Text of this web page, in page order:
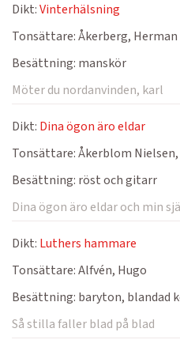
Dikt:Vinterhälsning
Tonsättare:Åkerberg, Herman
Besättning: manskör
Möter du nordanvinden, karl
Dikt: Dina ögon äro eldar
Tonsättare:Åkerblom
Besättning: röst och gitarr
Dina ögon äro eldar och min
Dikt: Luthers hammare
Tonsättare:Alfvén, Hugo
Besättning: baryton, blandad
Så stilla faller blad på blad